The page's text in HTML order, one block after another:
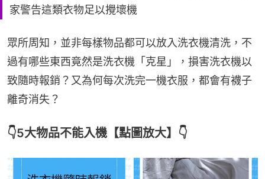
家警告這類衣物足以攪壞機
眾所周知，並非每樣物品都可以放入洗衣機清洗，不
過有哪些東西竟然是洗衣機「克星」，損害洗衣機以
致隨時報銷？又為何每次洗完一機衣服，都會有襪子
離奇消失？
👇5大物品不能入機【點圖放大】👇